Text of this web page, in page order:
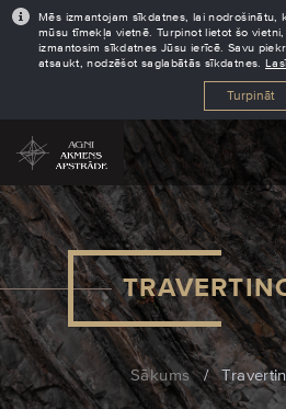
Mēs izmantojam sīkdatnes, lai nodrošinātu,
mūsu tīmekļa vietnē. Turpinot lietot šo
izmantosim sīkdatnes Jūsu ierīcē. Savu
atsaukt, nodzēšot saglabātās sīkdatnes.
Turpināt
Sākums /